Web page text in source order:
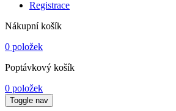
Registrace
Nákupní košík
0 položek
Poptávkový košík
0 položek
Toggle nav